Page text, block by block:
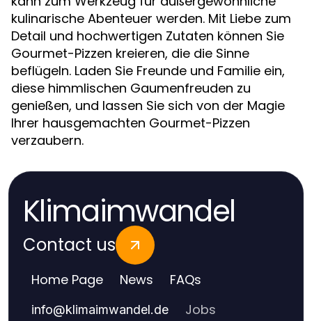
kulinarische Abenteuer werden. Mit Liebe zum
Detail und hochwertigen Zutaten können Sie
Gourmet-Pizzen kreieren, die die Sinne
beflügeln. Laden Sie Freunde und Familie ein,
diese himmlischen Gaumenfreuden zu
genießen, und lassen Sie sich von der Magie
Ihrer hausgemachten Gourmet-Pizzen
verzaubern.
Klimaimwandel
Contact us
Home Page News FAQs
info@klimaimwandel.de Jobs